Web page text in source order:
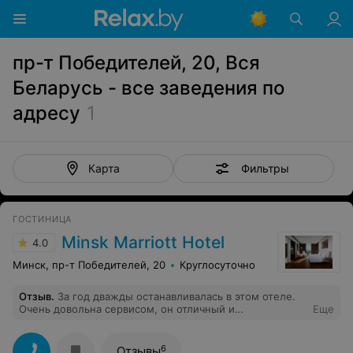
пр-т Победителей, 20, Вся
Беларусь - все заведения по
адресу 1
Карта Фильтры
ГОСТИНИЦА
4.0 Minsk Marriott Hotel
Минск, пр-т Победителей, 20 Круглосуточно
Отзыв. За год дважды останавливалась в этом отеле.
Очень довольна сервисом, он отличный и
проблемы со сном, но ваши кровати... выше всяких
похвал, очень удобные, комфортные! Для бизнес
Еще
6